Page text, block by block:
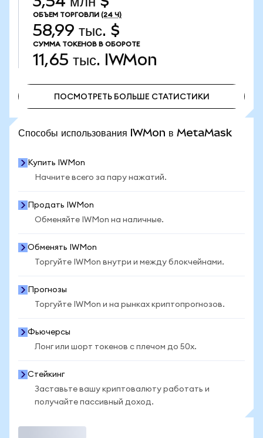
ОБЪЕМ ТОРГОВЛИ (24 Ч)
58,99 тыс. $
СУММА ТОКЕНОВ В ОБОРОТЕ
11,65 тыс. IWMon
ПОСМОТРЕТЬ БОЛЬШЕ СТАТИСТИКИ
Способы использования IWMon в MetaMask
Купить IWMon
Начните всего за пару нажатий.
Продать IWMon
Обменяйте IWMon на наличные.
Обменять IWMon
Торгуйте IWMon внутри и между блокчейнами.
Прогнозы
Торгуйте IWMon и на рынках криптопрогнозов.
Фьючерсы
Лонг или шорт токенов с плечом до 50x.
Стейкинг
Заставьте вашу криптовалюту работать и
получайте пассивный доход.